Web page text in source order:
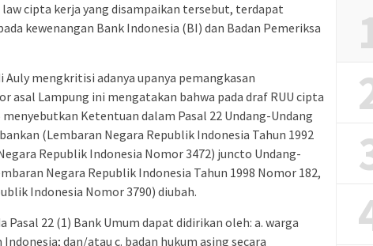
cipta kerja yang disampaikan tersebut, terdapat
kewenangan Bank Indonesia (BI) dan Badan Pemeriksa
Auly mengkritisi adanya upanya pemangkasan
asal Lampung ini mengatakan bahwa pada draf RUU cipta
Ketentuan dalam Pasal 22 Undang-Undang
(Lembaran Negara Republik Indonesia Tahun 1992
Republik Indonesia Nomor 3472) juncto Undang-
Negara Republik Indonesia Tahun 1998 Nomor 182,
Indonesia Nomor 3790) diubah.
22 (1) Bank Umum dapat didirikan oleh: a. warga
dan/atau c. badan hukum asing secara